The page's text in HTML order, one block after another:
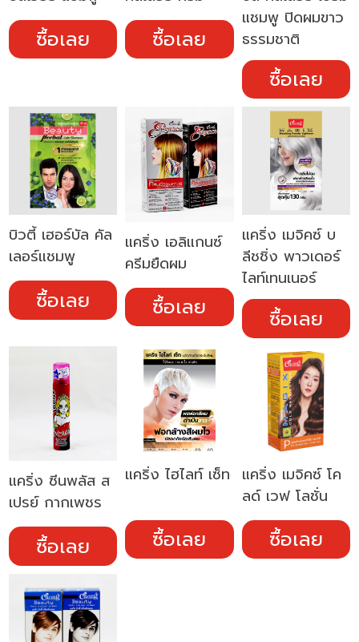
ซื้อเลย ซื้อเลย
แชมพู ปิดผมขาว
ธรรมชาติ
ซื้อเลย
บิวตี้ เฮอร์บัล คัล
เลอร์แชมพู
ซื้อเลย
แคริ่ง เอลิแกนซ์
ครีมยืดผม
ซื้อเลย
แคริ่ง เมจิคซ์ บ
ลีชชิ่ง พาวเดอร์
ไลท์เทนเนอร์
ซื้อเลย
แคริ่ง ซีนพลัส ส
เปรย์ กากเพชร
ซื้อเลย
แคริ่ง ไฮไลท์ เซ็ท
ซื้อเลย
แคริ่ง เมจิคซ์ โค
ลด์ เวฟ โลชั่น
ซื้อเลย